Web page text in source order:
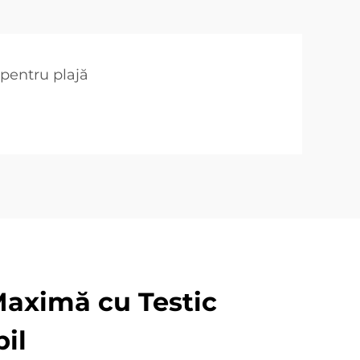
plajă
cu Testic